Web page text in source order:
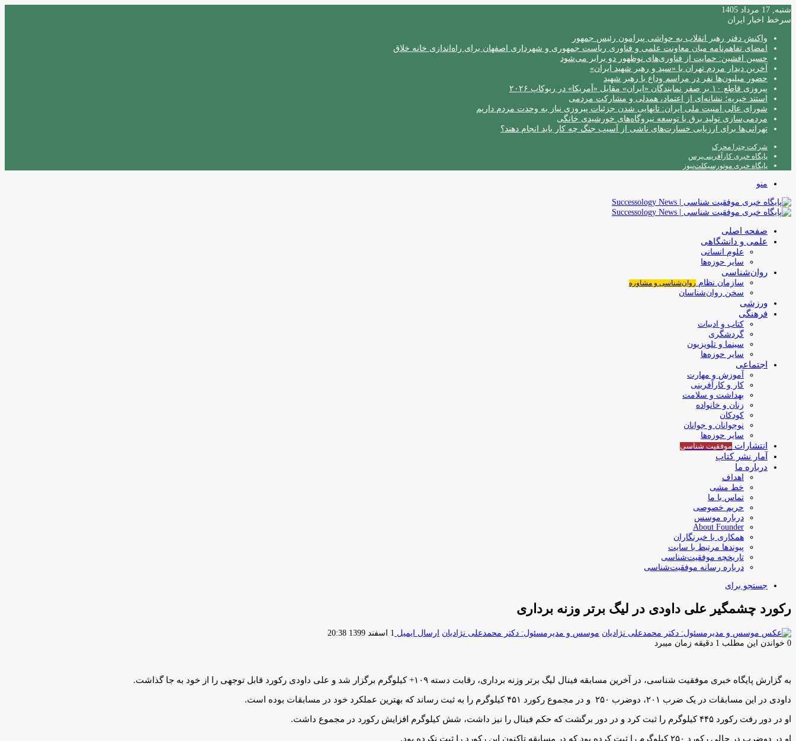
شنبه, 17 مرداد 1405
سرخط اخبار ایران
واکنش دفتر رهبر انقلاب به حواشی پیرامون رئیس جمهور
امضای تفاهم‌نامه میان معاونت علمی و فناوری ریاست جمهوری و شهرداری اصفهان برای راه‌اندازی خانه خلاق
حسین افشین: حمایت از فناوری‌های نوظهور دو برابر می‌شود
آخرین دیدار مردم تهران با «سید و رهبر شهید ایران»
حضور میلیون‌ها نفر در مراسم وداع با رهبر شهید
پیروزی قاطع ۱۰ بر صفر نمایندگان «ایران» مقابل «آمریکا» در ربوکاپ ۲۰۲۶
استند خیریه؛ نشانه‌ای از اعتماد، همدلی و مشارکت مردمی
شورای عالی امنیت ملی ایران: تانهایی شدن جزئیات پیروزی نیاز به وحدت مردم داریم
مردمی‌سازی تولید برق با توسعه نیروگاه‌های خورشیدی خانگی
تهرانی‌ها برای ارزیابی خسارت‌های ناشی از آسیب جنگ چه کار باید انجام دهند؟
شرکت چترا محرک
پایگاه خبری کارآفرینی‌پرس
پایگاه خبری موتورسیکلت‌نیوز
منو
صفحه اصلی
علمی و دانشگاهی
علوم انسانی
سایر حوزه‌ها
روان‌شناسی
سازمان نظام روان‌شناسی و مشاوره
سخن روان‌شناسان
ورزشی
فرهنگی
کتاب و ادبیات
گردشگری
سینما و تلویزیون
سایر حوزه‌ها
اجتماعی
آموزش و مهارت
کار و کارآفرینی
بهداشت و سلامت
زنان و خانواده
کودکان
نوجوانان و جوانان
سایر حوزه‌ها
انتشارات موفقیت‌ شناسی
آمار نشر کتاب
درباره ما
اهداف
خط مشی
تماس با ما
حریم خصوصی
درباره موسس
About Founder
همکاری با خبرنگاران
پیوندها مرتبط با سایت
تاریخچه موفقیت‌شناسی
درباره رسانه موفقیت‌شناسی
جستجو برای
رکورد چشمگیر علی داودی در لیگ برتر وزنه برداری
موسس و مدیرمسئول: دکتر محمدعلی نژادیان ارسال ایمیل 1 اسفند 1399 20:38
0 خواندن این مطلب 1 دقیقه زمان میبرد
به گزارش پایگاه خبری موفقیت شناسی، در آخرین مسابقه فینال لیگ برتر وزنه برداری، رقابت دسته ۱۰۹+ کیلوگرم برگزار شد و علی داودی رکورد قابل توجهی را از خود به جا گذاشت.
داودی در این مسابقات در یک ضرب ۲۰۱، دوضرب ۲۵۰ و در مجموع رکورد ۴۵۱ کیلوگرم را به ثبت رساند که بهترین عملکرد خود در مسابقات بوده است.
او در دور رفت رکورد ۴۴۵ کیلوگرم را ثبت کرد و در دور برگشت که حکم فینال را نیز داشت، شش کیلوگرم افزایش رکورد در مجموع داشت.
او در دوضرب در حالی رکورد ۲۵۰ کیلوگرم را ثبت کرده بود که در مسابقه تاکنون این رکورد را ثبت نکرده بود.